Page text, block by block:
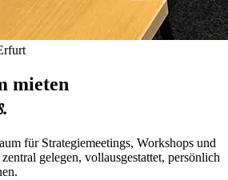
mieten
für Strategiemeetings, Workshops und
gelegen, vollausgestattet, persönlich